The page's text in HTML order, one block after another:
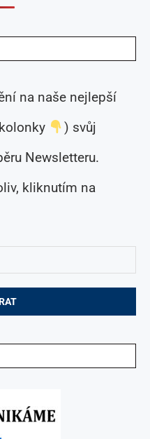
na naše nejlepší
) svůj
Newsletteru.
kliknutím na